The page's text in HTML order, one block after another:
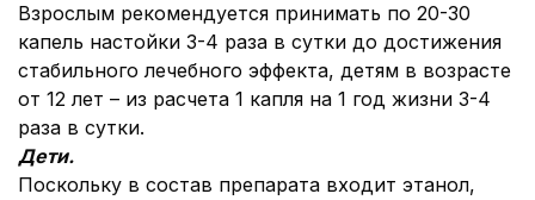
Взрослым рекомендуется принимать по 20-30
капель настойки 3-4 раза в сутки до достижения
стабильного лечебного эффекта, детям в возрасте
от 12 лет – из расчета 1 капля на 1 год жизни 3-4
раза в сутки.
Дети.
Поскольку в состав препарата входит этанол,